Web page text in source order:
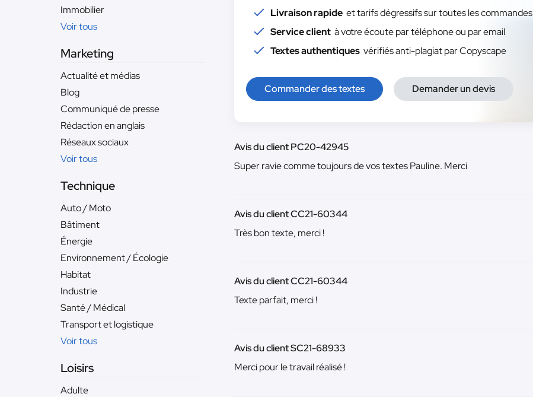
Immobilier
Voir tous
Marketing
Actualité et médias
Blog
Communiqué de presse
Rédaction en anglais
Réseaux sociaux
Voir tous
Technique
Auto / Moto
Bâtiment
Énergie
Environnement / Écologie
Habitat
Industrie
Santé / Médical
Transport et logistique
Voir tous
Loisirs
Adulte
Livraison rapideet tarifs dégressifs sur toutes les commandes
Service clientà votre écoute par téléphone ou par email
Textes authentiquesvérifiés anti-plagiat par Copyscape
Commander des textes Demander un devis
Avis du client PC20-42945
Super ravie comme toujours de vos textes Pauline. Merci
Avis du client CC21-60344
Très bon texte, merci !
Avis du client CC21-60344
Texte parfait, merci !
Avis du client SC21-68933
Merci pour le travail réalisé !